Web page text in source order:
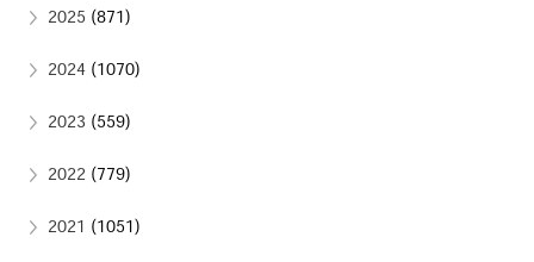
2025 (871)
2024 (1070)
2023 (559)
2022 (779)
2021 (1051)